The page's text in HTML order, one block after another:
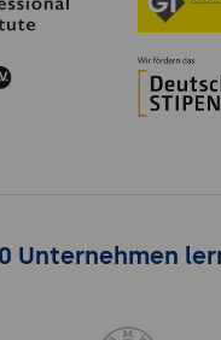
Unternehmen